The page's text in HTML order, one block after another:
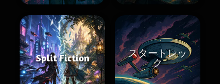
Split Fiction
スタートレッ
ク